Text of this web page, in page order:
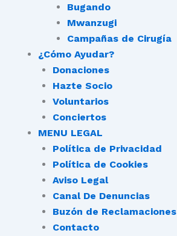
Bugando
Mwanzugi
Campañas de Cirugía
¿Cómo Ayudar?
Donaciones
Hazte Socio
Voluntarios
Conciertos
MENU LEGAL
Política de Privacidad
Política de Cookies
Aviso Legal
Canal De Denuncias
Buzón de Reclamaciones
Contacto